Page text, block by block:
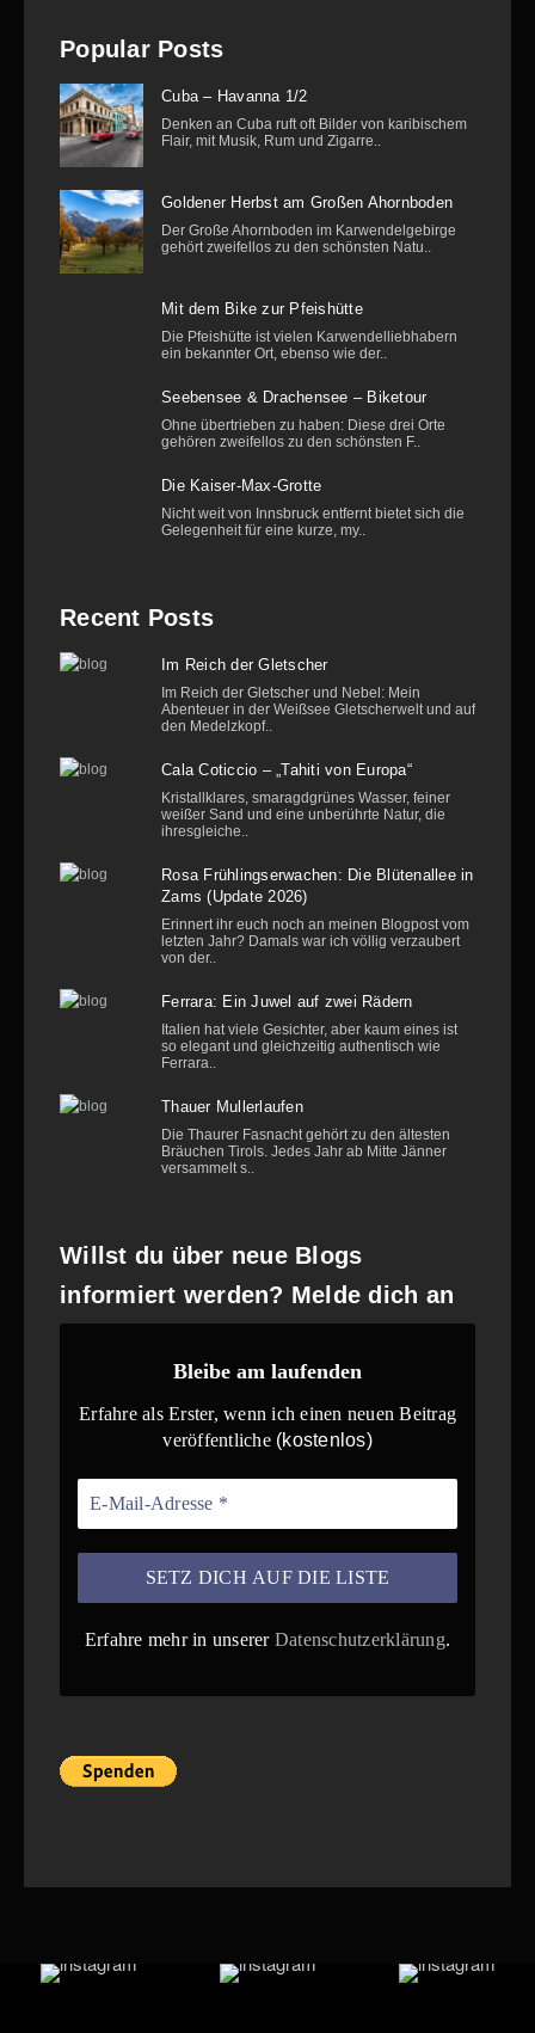
Popular Posts
Cuba – Havanna 1/2
Denken an Cuba ruft oft Bilder von karibischem
Flair, mit Musik, Rum und Zigarre..
Goldener Herbst am Großen Ahornboden
Der Große Ahornboden im Karwendelgebirge
gehört zweifellos zu den schönsten Natu..
Mit dem Bike zur Pfeishütte
Die Pfeishütte ist vielen Karwendelliebhabern
ein bekannter Ort, ebenso wie der..
Seebensee & Drachensee – Biketour
Ohne übertrieben zu haben: Diese drei Orte
gehören zweifellos zu den schönsten F..
Die Kaiser-Max-Grotte
Nicht weit von Innsbruck entfernt bietet sich die
Gelegenheit für eine kurze, my..
Recent Posts
Im Reich der Gletscher
Im Reich der Gletscher und Nebel: Mein
Abenteuer in der Weißsee Gletscherwelt und auf
den Medelzkopf..
Cala Coticcio – „Tahiti von Europa“
Kristallklares, smaragdgrünes Wasser, feiner
weißer Sand und eine unberührte Natur, die
ihresgleiche..
Rosa Frühlingserwachen: Die Blütenallee in
Zams (Update 2026)
Erinnert ihr euch noch an meinen Blogpost vom
letzten Jahr? Damals war ich völlig verzaubert
von der..
Ferrara: Ein Juwel auf zwei Rädern
Italien hat viele Gesichter, aber kaum eines ist
so elegant und gleichzeitig authentisch wie
Ferrara..
Thauer Mullerlaufen
Die Thaurer Fasnacht gehört zu den ältesten
Bräuchen Tirols. Jedes Jahr ab Mitte Jänner
versammelt s..
Willst du über neue Blogs
informiert werden? Melde dich an
Bleibe am laufenden
Erfahre als Erster, wenn ich einen neuen Beitrag
veröffentliche(kostenlos)
Erfahre mehr in unserer Datenschutzerklärung.